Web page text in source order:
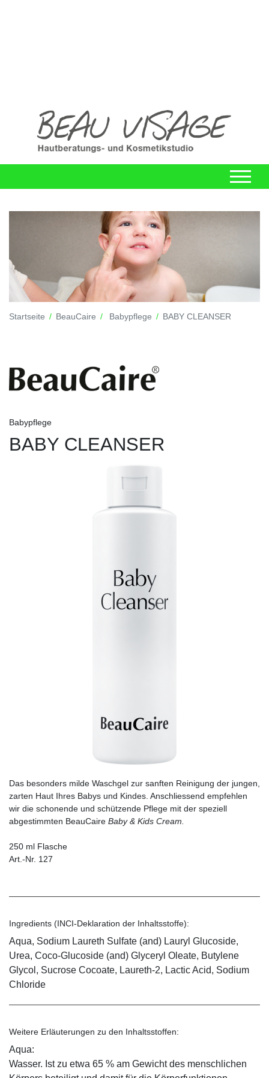
Startseite BeauCaire Babypflege BABY CLEANSER
Babypflege
BABY CLEANSER
Das besonders milde Waschgel zur sanften Reinigung der jungen,
zarten Haut Ihres Babys und Kindes. Anschliessend empfehlen
wir die schonende und schützende Pflege mit der speziell
abgestimmten BeauCaire Baby & Kids Cream.
250 ml Flasche
Art.-Nr. 127
Ingredients (INCI-Deklaration der Inhaltsstoffe):
Aqua, Sodium Laureth Sulfate (and) Lauryl Glucoside,
Urea, Coco-Glucoside (and) Glyceryl Oleate, Butylene
Glycol, Sucrose Cocoate, Laureth-2, Lactic Acid, Sodium
Chloride
Weitere Erläuterungen zu den Inhaltsstoffen:
Aqua:
Wasser. Ist zu etwa 65 % am Gewicht des menschlichen